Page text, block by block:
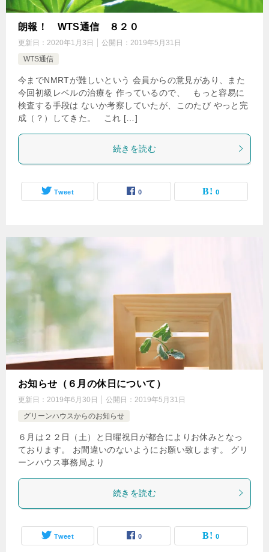
朗報！ WTS通信 ８２０
更新日： 2020年1月3日 公開日： 2019年5月31日
WTS通信
今までNMRTが難しいという 会員からの意見があり、また
今回初級レベルの治療を 作っているので、 もっと容易に
検査する手段は ないか考察していたが、このたび やっと完
成（？）してきた。 これ […]
続きを読む
Tweet 0 0
お知らせ（６月の休日について）
更新日： 2019年6月30日 公開日： 2019年5月31日
グリーンハウスからのお知らせ
６月は２２日（土）と日曜祝日が都合によりお休みとなっ
ております。 お間違いのないようにお願い致します。 グリ
ーンハウス事務局より
続きを読む
Tweet 0 0